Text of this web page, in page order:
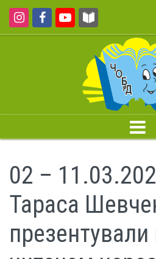
02 –
Тараса